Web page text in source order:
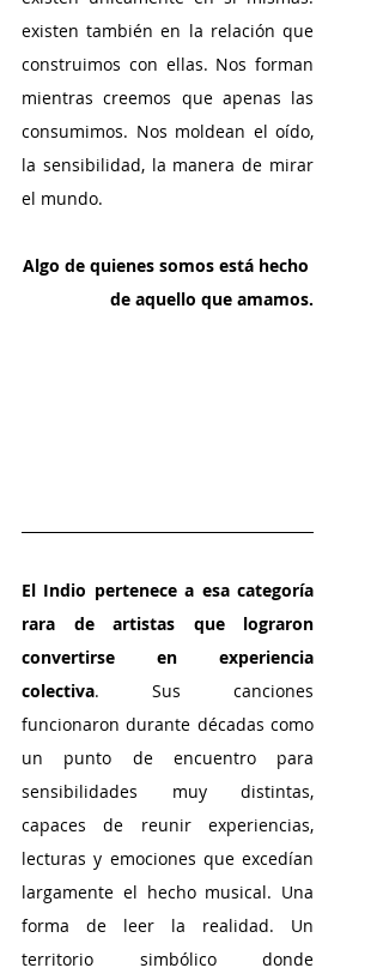
existen también en la relación que
construimos con ellas. Nos forman
mientras creemos que apenas las
consumimos. Nos moldean el oído,
la sensibilidad, la manera de mirar
el mundo.
Algo de quienes somos está hecho
de aquello que amamos.
El Indio pertenece a esa categoría
rara de artistas que lograron
convertirse en experiencia
colectiva. Sus canciones
funcionaron durante décadas como
un punto de encuentro para
sensibilidades muy distintas,
capaces de reunir experiencias,
lecturas y emociones que excedían
largamente el hecho musical. Una
forma de leer la realidad. Un
territorio simbólico donde